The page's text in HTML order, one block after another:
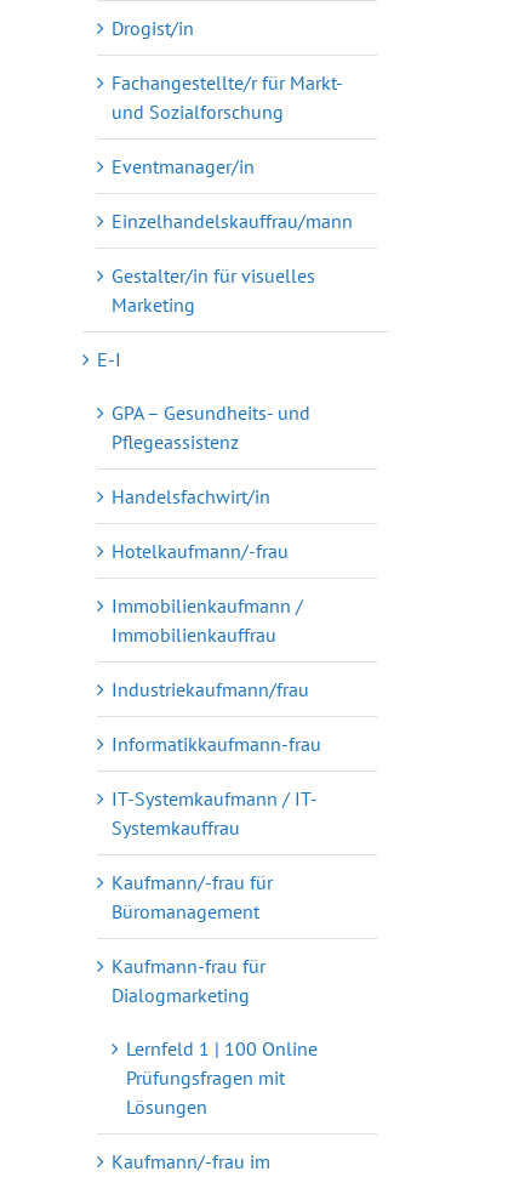
Drogist/in
Fachangestellte/r für Markt-
und Sozialforschung
Eventmanager/in
Einzelhandelskauffrau/mann
Gestalter/in für visuelles
Marketing
E-I
GPA – Gesundheits- und
Pflegeassistenz
Handelsfachwirt/in
Hotelkaufmann/-frau
Immobilienkaufmann /
Immobilienkauffrau
Industriekaufmann/frau
Informatikkaufmann-frau
IT-Systemkaufmann / IT-
Systemkauffrau
Kaufmann/-frau für
Büromanagement
Kaufmann-frau für
Dialogmarketing
Lernfeld 1 | 100 Online
Prüfungsfragen mit
Lösungen
Kaufmann/-frau im